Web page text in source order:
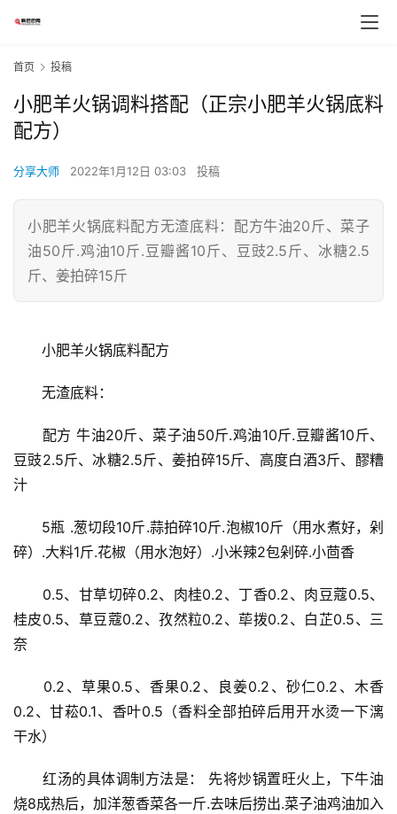
首页 投稿
小肥羊火锅调料搭配（正宗小肥羊火锅底料
配方）
分享大师 2022年1月12日 03:03 投稿
小肥羊火锅底料配方无渣底料：配方牛油20斤、菜子
油50斤.鸡油10斤.豆瓣酱10斤、豆豉2.5斤、冰糖2.5
斤、姜拍碎15斤
小肥羊火锅底料配方
无渣底料：
配方 牛油20斤、菜子油50斤.鸡油10斤.豆瓣酱10斤、
豆豉2.5斤、冰糖2.5斤、姜拍碎15斤、高度白酒3斤、醪糟
汁
5瓶 .葱切段10斤.蒜拍碎10斤.泡椒10斤（用水煮好，剁
碎）.大料1斤.花椒（用水泡好）.小米辣2包剁碎.小茴香
0.5、甘草切碎0.2、肉桂0.2、丁香0.2、肉豆蔻0.5、
桂皮0.5、草豆蔻0.2、孜然粒0.2、荜拨0.2、白芷0.5、三
奈
0.2、草果0.5、香果0.2、良姜0.2、砂仁0.2、木香
0.2、甘菘0.1、香叶0.5（香料全部拍碎后用开水烫一下漓
干水）
红汤的具体调制方法是： 先将炒锅置旺火上，下牛油
烧8成热后，加洋葱香菜各一斤.去味后捞出.菜子油鸡油加入